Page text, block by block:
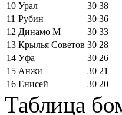
10 Урал 30 38
11 Рубин 30 36
12 Динамо М 30 33
13 Крылья Советов 30 28
14 Уфа 30 26
15 Анжи 30 21
16 Енисей 30 20
Таблица